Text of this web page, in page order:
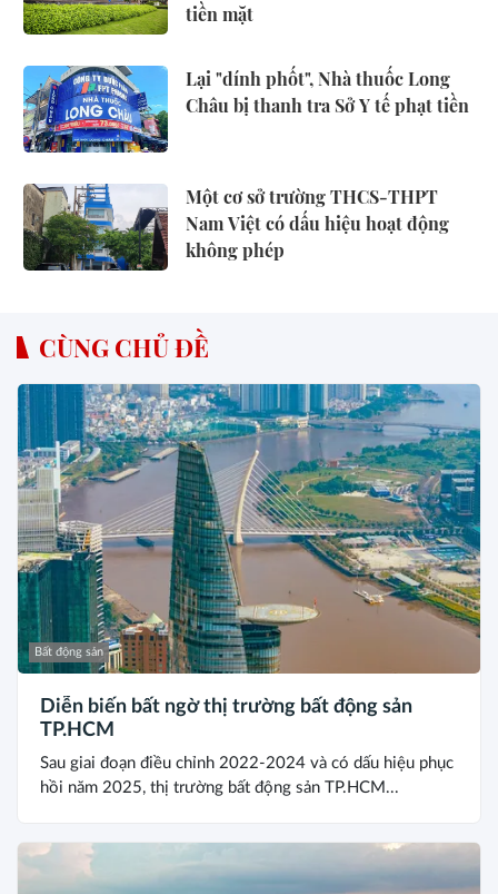
tiền mặt
Lại "dính phốt", Nhà thuốc Long
Châu bị thanh tra Sở Y tế phạt tiền
Một cơ sở trường THCS-THPT
Nam Việt có dấu hiệu hoạt động
không phép
CÙNG CHỦ ĐỀ
Bất động sản
Diễn biến bất ngờ thị trường bất động sản
TP.HCM
Sau giai đoạn điều chỉnh 2022-2024 và có dấu hiệu phục
hồi năm 2025, thị trường bất động sản TP.HCM...